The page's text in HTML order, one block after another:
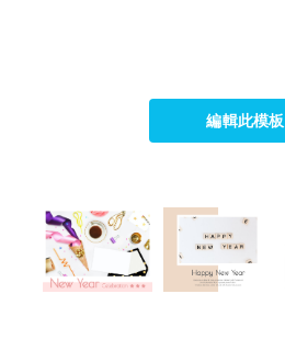
編輯此模板